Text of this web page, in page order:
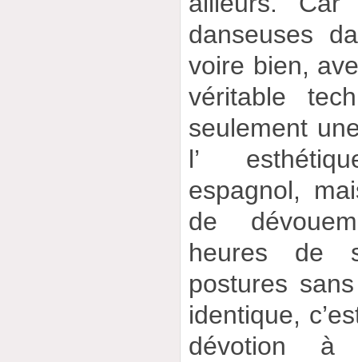
danseuses
voire bien,
véritable
seulement
l’
espagnol,
de
heures de
postures
identique,
dévotion